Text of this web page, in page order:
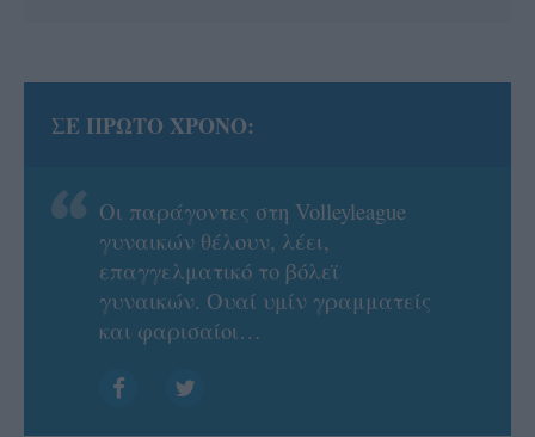
ΣΕ ΠΡΩΤΟ ΧΡΟΝΟ:
Οι παράγοντες στη Volleyleague
γυναικών θέλουν, λέει,
επαγγελματικό το βόλεϊ
γυναικών. Ουαί υμίν γραμματείς
και φαρισαίοι…